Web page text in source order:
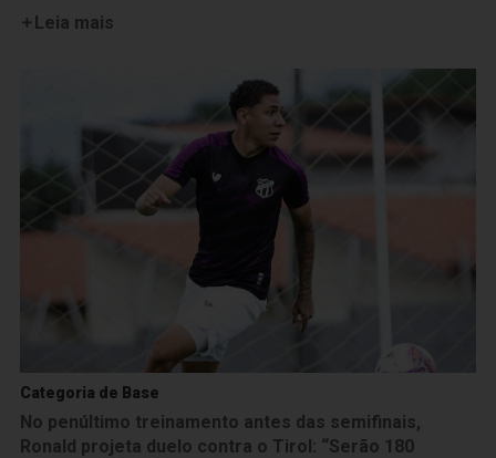
Leia mais
Categoria de Base
No penúltimo treinamento antes das semifinais,
Ronald projeta duelo contra o Tirol: “Serão 180